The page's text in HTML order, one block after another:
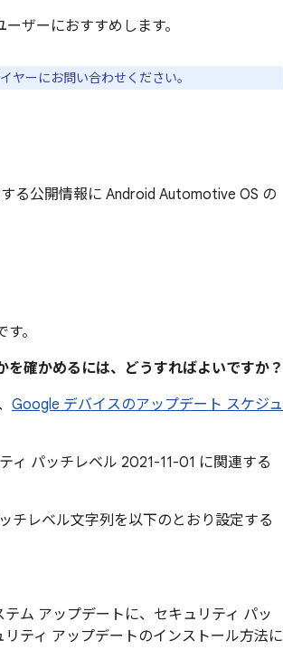
ザーにおすすめします。
ヤーにお問い合わせください。
る公開情報に Android Automotive OS の
。
確かめるには、どうすればよいですか？
Google デバイスのアップデート スケジュ
ィ パッチレベル 2021-11-01 に関連する
チレベル文字列を以下のとおり設定する
ム アップデートに、セキュリティ パッ
ティ アップデートのインストール方法に